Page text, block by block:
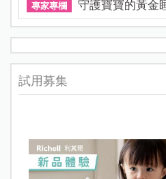
專家專欄 守護寶寶的黃金
試用募集